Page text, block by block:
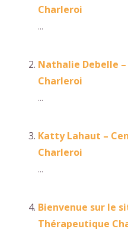
Charleroi
...
Nathalie Debelle
Charleroi
...
Katty Lahaut –
Charleroi
...
Bienvenue sur le
Thérapeutique